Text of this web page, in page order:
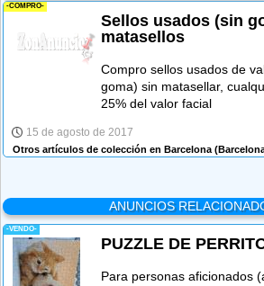
-COMPRO-
Sellos usados (sin
matasellos
Compro sellos usados de
goma) sin matasellar,
25% del valor facial
15 de agosto de 2017
Otros artículos de colección en Barcelona
ANUNCIOS
-VENDO-
PUZZLE DE
Para personas aficionados